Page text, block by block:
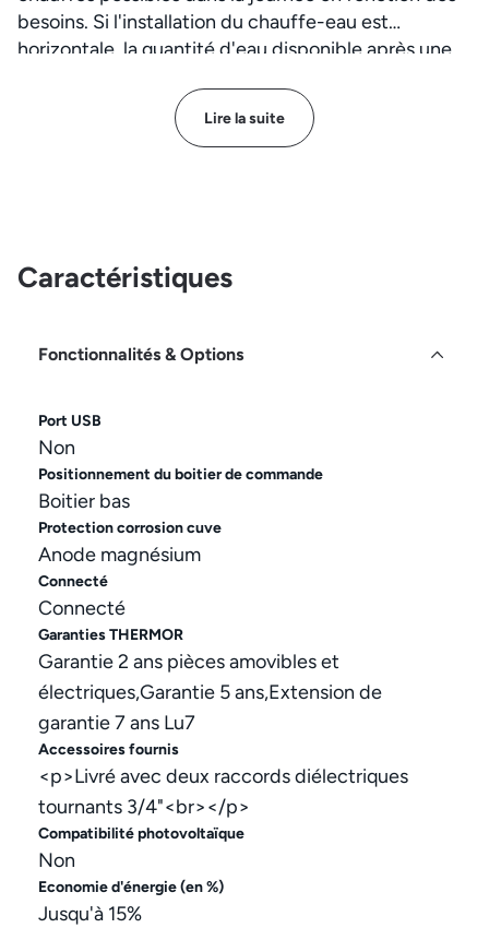
besoins. Si l'installation du chauffe-eau est
horizontale, la quantité d'eau disponible après une
chauffe sans Boost de 15 à 65° C.
Lire la suite
Caractéristiques
Fonctionnalités & Options
Port USB
Non
Positionnement du boitier de commande
Boitier bas
Protection corrosion cuve
Anode magnésium
Connecté
Connecté
Garanties THERMOR
Garantie 2 ans pièces amovibles et
électriques,Garantie 5 ans,Extension de
garantie 7 ans Lu7
Accessoires fournis
<p>Livré avec deux raccords diélectriques
tournants 3/4"<br></p>
Compatibilité photovoltaïque
Non
Economie d'énergie (en %)
Jusqu'à 15%